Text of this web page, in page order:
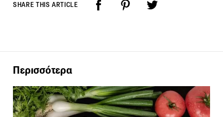
SHARE THIS ARTICLE
Περισσότερα